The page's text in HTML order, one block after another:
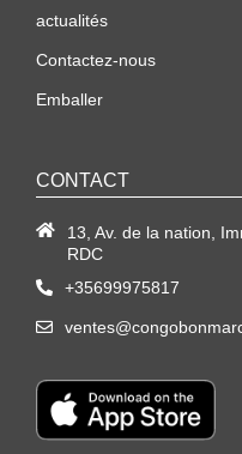
actualités
Contactez-nous
Emballer
CONTACT
13, Av. de la nation,
RDC
+35699975817